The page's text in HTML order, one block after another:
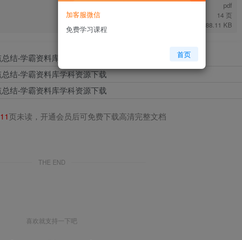
pdf
14 页
488.11 KB
11页未读，开通会员后可免费下载高清完整文档
THE END
喜欢就支持一下吧
加客服微信
免费学习课程
首页